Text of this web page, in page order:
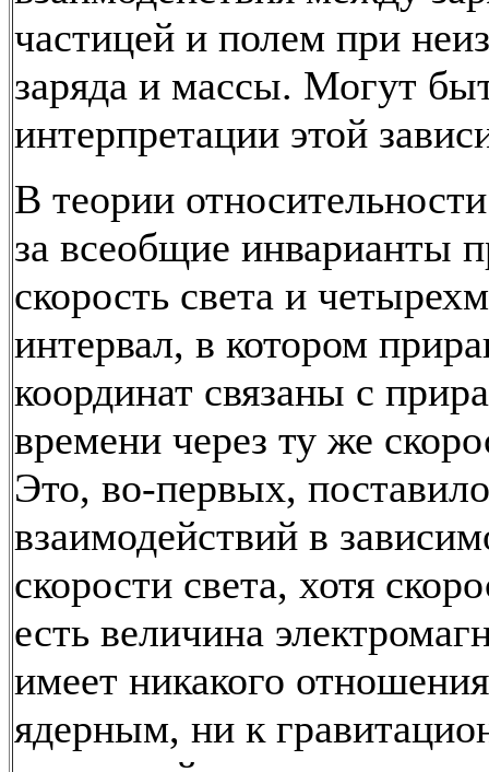
частицей и полем при
заряда и массы. Могут
интерпретации этой
В теории
за всеобщие инварианты
скорость света и
интервал, в котором
координат связаны с
времени через ту же
Это, во-первых,
взаимодействий в
скорости света, хотя
есть величина
имеет никакого
ядерным, ни к